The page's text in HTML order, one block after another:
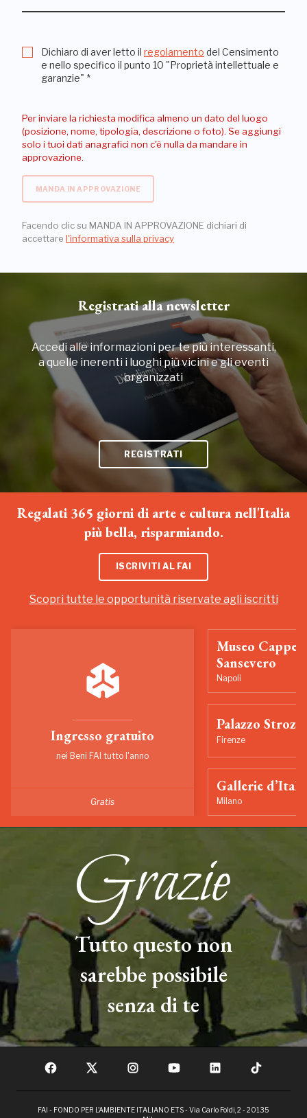
Dichiaro di aver letto il regolamento del Censimento
e nello specifico il punto 10 "Proprietà intellettuale e
garanzie" *
Per inviare la richiesta modifica almeno un dato del luogo
(posizione, nome, tipologia, descrizione o foto). Se aggiungi
solo i tuoi dati anagrafici non c'è nulla da mandare in
approvazione.
MANDA IN APPROVAZIONE
Facendo clic su MANDA IN APPROVAZIONE dichiari di
accettare l'informativa sulla privacy
Registrati alla newsletter
Accedi alle informazioni per te più interessanti,
a quelle inerenti i luoghi più vicini e gli eventi
organizzati
REGISTRATI
Regalati 365 giorni di arte e cultura nell'Italia
più bella, risparmiando.
ISCRIVITI AL FAI
Scopri tutte le opportunità riservate agli iscritti
Ingresso gratuito
nei Beni FAI tutto l'anno
Gratis
Museo
Sansevero
Napoli
Palazzo Strozzi
Firenze
Gallerie
Milano
Tutto questo non
sarebbe possibile
senza di te
FAI - FONDO PER L'AMBIENTE ITALIANO ETS - Via Carlo Foldi, 2 - 20135